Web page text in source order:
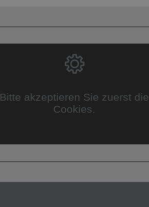
Bitte akzeptieren Sie zuerst die
Cookies.